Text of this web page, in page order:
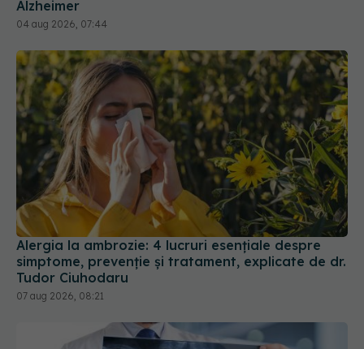
Alzheimer
04 aug 2026, 07:44
Alergia la ambrozie: 4 lucruri esențiale despre
simptome, prevenție și tratament, explicate de dr.
Tudor Ciuhodaru
07 aug 2026, 08:21